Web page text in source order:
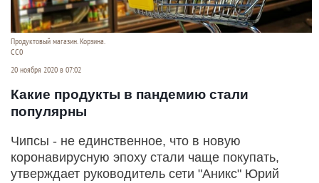
Продуктовый магазин. Корзина.
СС0
20 ноября 2020 в 07:02
Какие продукты в пандемию стали
популярны
Чипсы - не единственное, что в новую
коронавирусную эпоху стали чаще покупать,
утверждает руководитель сети "Аникс" Юрий